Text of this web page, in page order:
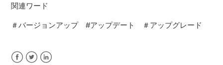
関連ワード
＃バージョンアップ #アップデート ＃アップグレード